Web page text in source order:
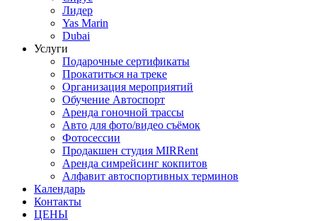
Лидер
Yas Marin
Dubai
Услуги
Подарочные сертификаты
Прокатиться на треке
Организация мероприятий
Обучение Автоспорт
Аренда гоночной трассы
Авто для фото/видео съёмок
Фотосессии
Продакшен студия MIRRent
Аренда симрейсинг кокпитов
Алфавит автоспортивных терминов
Календарь
Контакты
ЦЕНЫ